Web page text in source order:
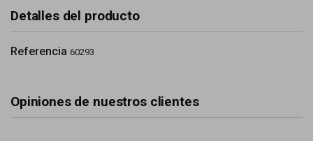
Detalles del producto
Referencia 60293
Opiniones de nuestros clientes